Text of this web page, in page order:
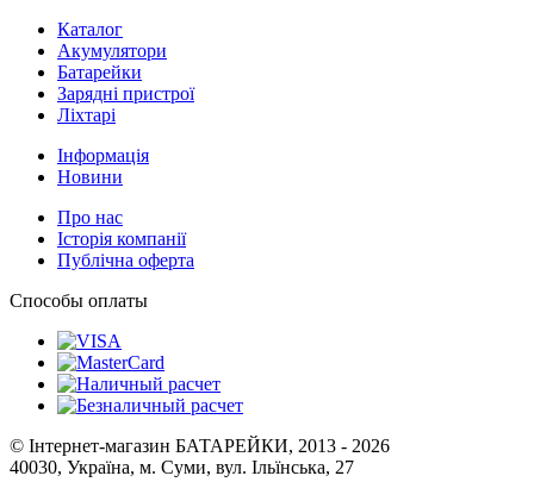
Каталог
Акумулятори
Батарейки
Зарядні пристрої
Ліхтарі
Інформація
Новини
Про нас
Історія компанії
Публічна оферта
Способы оплаты
© Інтернет-магазин БАТАРЕЙКИ, 2013 - 2026
40030, Україна, м. Суми, вул. Ільїнська, 27